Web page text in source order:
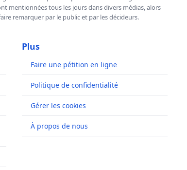
mentionnées tous les jours dans divers médias, alors
remarquer par le public et par les décideurs.
Plus
Faire une pétition en ligne
Politique de confidentialité
Gérer les cookies
À propos de nous